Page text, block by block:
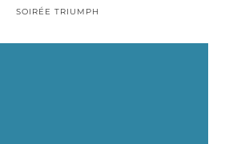
SOIRÉE TRIUMPH